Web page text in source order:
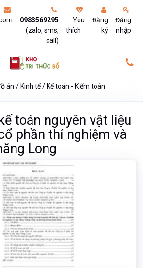
0983569295
(zalo, sms,
call)
Yêu
thích
Đăng
ký
Đăng
nhập
án Kinh tế Kế toán - Kiểm toán
toán nguyên vật liệu
phần thí nghiệm và
Long